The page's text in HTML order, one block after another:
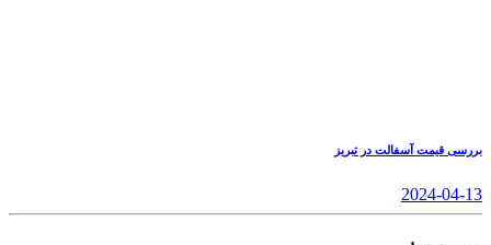
بررسی قیمت آسفالت در تبریز
2024-04-13